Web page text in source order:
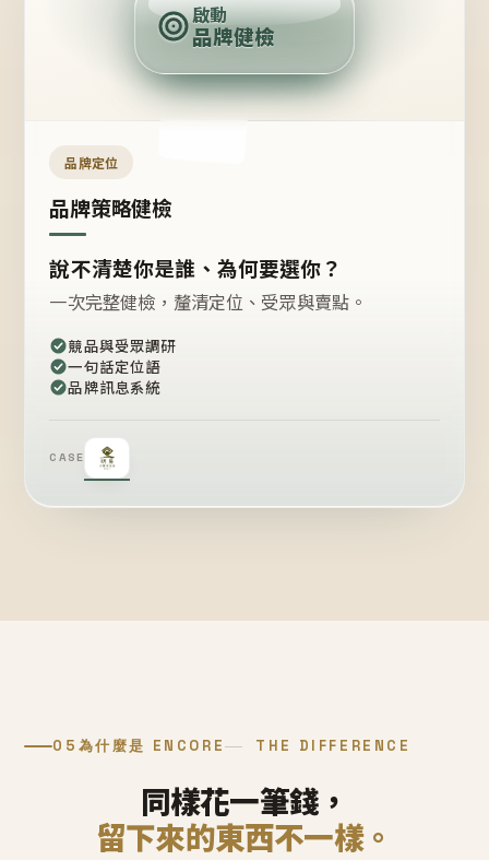
定
位
啟動
品牌健檢
品牌定位
品牌策略健檢
說不清楚你是誰、為何要選你？
一次完整健檢，釐清定位、受眾與賣點。
競品與受眾調研
一句話定位語
品牌訊息系統
CASE
05 為什麼是 ENCORE THE DIFFERENCE
同樣花一筆錢，
留下來的東西不一樣。